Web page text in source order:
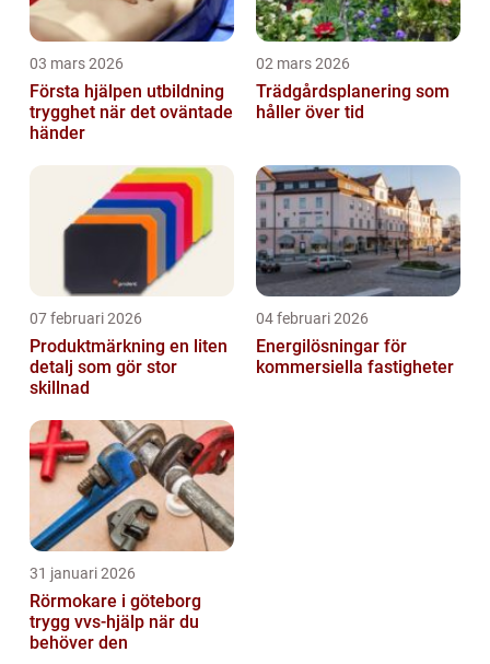
03 mars 2026
Första hjälpen utbildning
trygghet när det oväntade
händer
02 mars 2026
Trädgårdsplanering som
håller över tid
07 februari 2026
Produktmärkning en liten
detalj som gör stor
skillnad
04 februari 2026
Energilösningar för
kommersiella fastigheter
31 januari 2026
Rörmokare i göteborg
trygg vvs-hjälp när du
behöver den